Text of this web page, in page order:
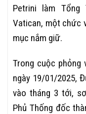
Petrini làm
Vatican, một chức
mục nắm giữ.
Trong cuộc phỏng
ngày 19/01/2025,
vào tháng 3 tới,
Phủ Thống đốc